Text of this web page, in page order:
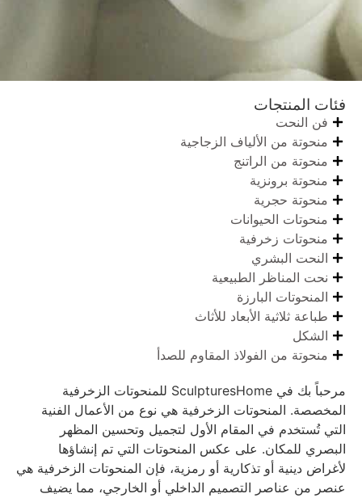
فئات المنتجات
فن النحت
منحوتة من الألياف الزجاجية
منحوتة من الراتنج
منحوتة برونزية
منحوتة حجرية
منحوتات الحيوانات
منحوتات زخرفية
النحت البشري
نحت المناظر الطبيعية
المنحوتات البارزة
طباعة ثلاثية الأبعاد للأثاث
الشكل
منحوتة من الفولاذ المقاوم للصدأ
مرحباً بك في SculpturesHome للمنحوتات الزخرفية
المخصصة. المنحوتات الزخرفية هي نوع من الأعمال الفنية
التي تُستخدم في المقام الأول لتجميل وتحسين المظهر
البصري للمكان. على عكس المنحوتات التي تم إنشاؤها
لأغراض دينية أو تذكارية أو رمزية، فإن المنحوتات الزخرفية هي
عنصر من عناصر التصميم الداخلي أو الخارجي، مما يضيف